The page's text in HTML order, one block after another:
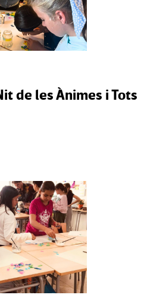
de les Ànimes i Tots